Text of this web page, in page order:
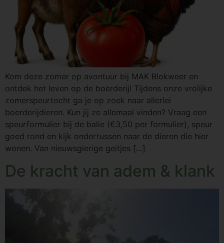
Kom deze zomer op avontuur bij MAK Blokweer en
ontdek het leven op de boerderij! Tijdens onze vrolijke
zomerspeurtocht ga je op zoek naar allerlei
boerderijdieren. Kun jij ze allemaal vinden? Vraag een
speurformulier bij de balie (€3,50 per formulier), speur
goed rond en kijk ondertussen naar de dieren die hier
wonen. Van nieuwsgierige geitjes […]
De kracht van adem & klank